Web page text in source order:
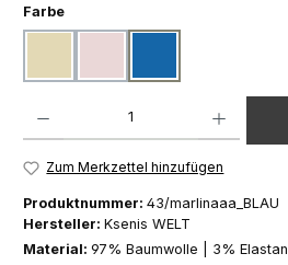
Farbeauswählen
Zum Merkzettel hinzufügen
Produktnummer: 43/marlinaaa_BLAU
Hersteller: Ksenis WELT
Material: 97% Baumwolle | 3% Elastan